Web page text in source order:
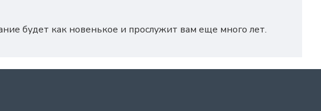
будет как новенькое и прослужит вам еще много лет.